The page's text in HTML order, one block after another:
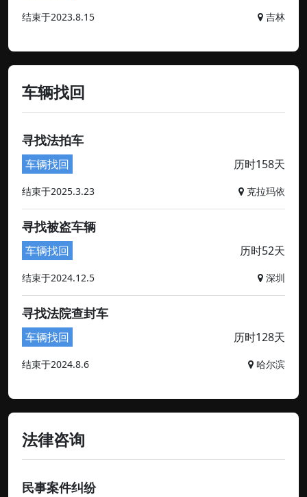
结束于2023.8.15 吉林
车辆找回
寻找法拍车
车辆找回 历时158天
结束于2025.3.23 克拉玛依
寻找被盗车辆
车辆找回 历时52天
结束于2024.12.5 深圳
寻找法院查封车
车辆找回 历时128天
结束于2024.8.6 哈尔滨
法律咨询
民事案件纠纷